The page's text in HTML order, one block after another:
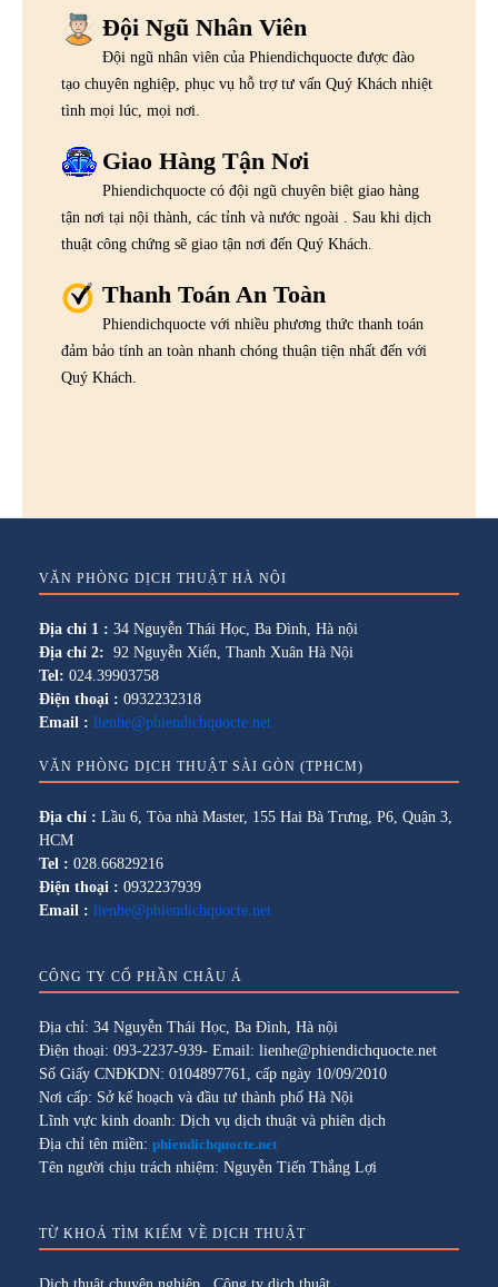
Đội Ngũ Nhân Viên
Đội ngũ nhân viên của Phiendichquocte được đào
tạo chuyên nghiệp, phục vụ hỗ trợ tư vấn Quý Khách nhiệt
tình mọi lúc, mọi nơi.
Giao Hàng Tận Nơi
Phiendichquocte có đội ngũ chuyên biệt giao hàng
tận nơi tại nội thành, các tỉnh và nước ngoài . Sau khi dịch
thuật công chứng sẽ giao tận nơi đến Quý Khách.
Thanh Toán An Toàn
Phiendichquocte với nhiều phương thức thanh toán
đảm bảo tính an toàn nhanh chóng thuận tiện nhất đến với
Quý Khách.
VĂN PHÒNG DỊCH THUẬT HÀ NỘI
Địa chỉ 1 : 34 Nguyễn Thái Học, Ba Đình, Hà nội
Địa chỉ 2: 92 Nguyễn Xiển, Thanh Xuân Hà Nội
Tel: 024.39903758
Điện thoại : 0932232318
Email : lienhe@phiendichquocte.net
VĂN PHÒNG DỊCH THUẬT SÀI GÒN (TPHCM)
Địa chỉ : Lầu 6, Tòa nhà Master, 155 Hai Bà Trưng, P6, Quận 3,
HCM
Tel : 028.66829216
Điện thoại : 0932237939
Email : lienhe@phiendichquocte.net
CÔNG TY CỔ PHẦN CHÂU Á
Địa chỉ: 34 Nguyễn Thái Học, Ba Đình, Hà nội
Điện thoại: 093-2237-939- Email: lienhe@phiendichquocte.net
Số Giấy CNĐKDN: 0104897761, cấp ngày 10/09/2010
Nơi cấp: Sở kế hoạch và đầu tư thành phố Hà Nội
Lĩnh vực kinh doanh: Dịch vụ dịch thuật và phiên dịch
Địa chỉ tên miền: phiendichquocte.net
Tên người chịu trách nhiệm: Nguyễn Tiến Thắng Lợi
TỪ KHOÁ TÌM KIẾM VỀ DỊCH THUẬT